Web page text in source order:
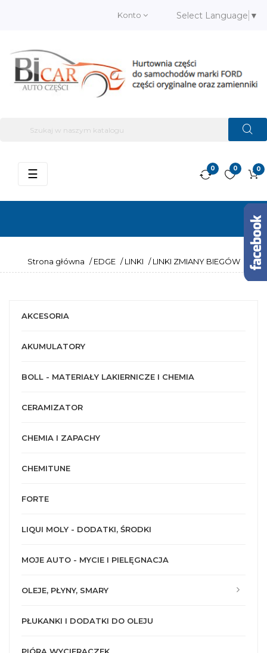
Konto Select Language ▼
0
0
0
Przełącz
☰
Strona główna / EDGE / LINKI / LINKI ZMIANY BIEGÓW
AKCESORIA
AKUMULATORY
BOLL - MATERIAŁY LAKIERNICZE I CHEMIA
CERAMIZATOR
CHEMIA I ZAPACHY
CHEMITUNE
FORTE
LIQUI MOLY - DODATKI, ŚRODKI
MOJE AUTO - MYCIE I PIELĘGNACJA
OLEJE, PŁYNY, SMARY
PŁUKANKI I DODATKI DO OLEJU